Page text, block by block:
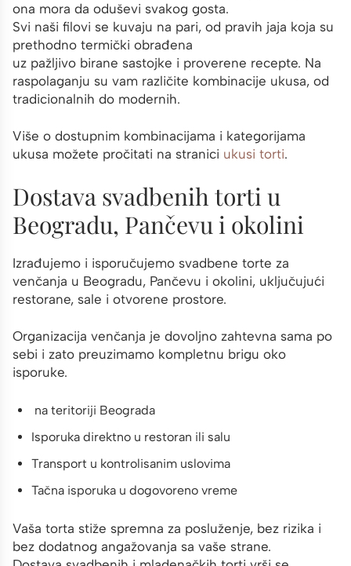
ona mora da oduševi svakog gosta.
Svi naši filovi se kuvaju na pari, od pravih jaja koja su
prethodno termički obrađena
uz pažljivo birane sastojke i proverene recepte. Na
raspolaganju su vam različite kombinacije ukusa, od
tradicionalnih do modernih.
Više o dostupnim kombinacijama i kategorijama
ukusa možete pročitati na stranici ukusi torti.
Dostava svadbenih torti u
Beogradu, Pančevu i okolini
Izrađujemo i isporučujemo svadbene torte za
venčanja u Beogradu, Pančevu i okolini, uključujući
restorane, sale i otvorene prostore.
Organizacija venčanja je dovoljno zahtevna sama po
sebi i zato preuzimamo kompletnu brigu oko
isporuke.
na teritoriji Beograda
Isporuka direktno u restoran ili salu
Transport u kontrolisanim uslovima
Tačna isporuka u dogovoreno vreme
Vaša torta stiže spremna za posluženje, bez rizika i
bez dodatnog angažovanja sa vaše strane.